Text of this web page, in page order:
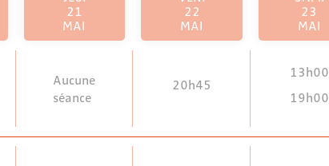
21
MAI
Aucune
séance
22
MAI
20h45
23
MAI
13h00
19h00